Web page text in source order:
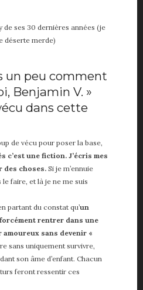
de ses 30 dernières années (je
déserte merde)
un peu comment
Benjamin V. »
dans cette
de vécu pour poser la base,
c’est une fiction. J’écris mes
choses. Si je m’ennuie
faire, et là je ne me suis
partant du constat qu’un
rentrer dans une
amoureux sans devenir «
sans uniquement survivre,
son âme d’enfant. Chacun
feront ressentir ces